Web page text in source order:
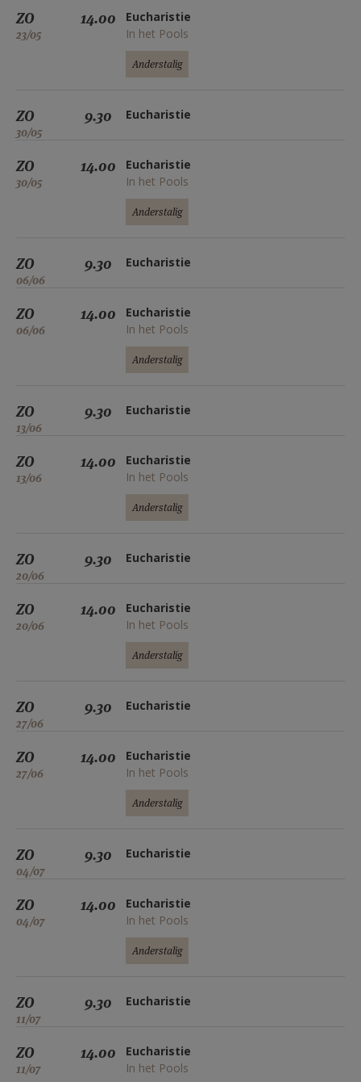
ZO
23/05
14.00
Eucharistie
In het Pools
Anderstalig
ZO
30/05
9.30 Eucharistie
ZO
30/05
14.00
Eucharistie
In het Pools
Anderstalig
ZO
06/06
9.30 Eucharistie
ZO
06/06
14.00
Eucharistie
In het Pools
Anderstalig
ZO
13/06
9.30 Eucharistie
ZO
13/06
14.00
Eucharistie
In het Pools
Anderstalig
ZO
20/06
9.30 Eucharistie
ZO
20/06
14.00
Eucharistie
In het Pools
Anderstalig
ZO
27/06
9.30 Eucharistie
ZO
27/06
14.00
Eucharistie
In het Pools
Anderstalig
ZO
04/07
9.30 Eucharistie
ZO
04/07
14.00
Eucharistie
In het Pools
Anderstalig
ZO
11/07
9.30 Eucharistie
ZO
11/07
14.00
Eucharistie
In het Pools